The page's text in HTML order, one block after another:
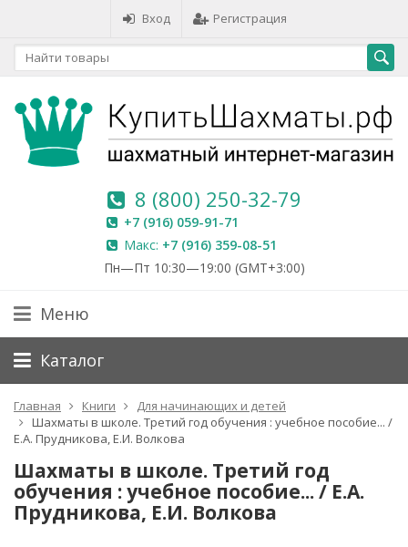
Вход Регистрация
8 (800) 250-32-79
+7 (916) 059-91-71
Макс: +7 (916) 359-08-51
Пн—Пт 10:30—19:00 (GMT+3:00)
Меню
Каталог
Главная Книги
Для начинающих и детей
Шахматы в школе. Третий год обучения : учебное пособие... /
Е.А. Прудникова, Е.И. Волкова
Шахматы в школе. Третий год
обучения : учебное пособие... / Е.А.
Прудникова, Е.И. Волкова